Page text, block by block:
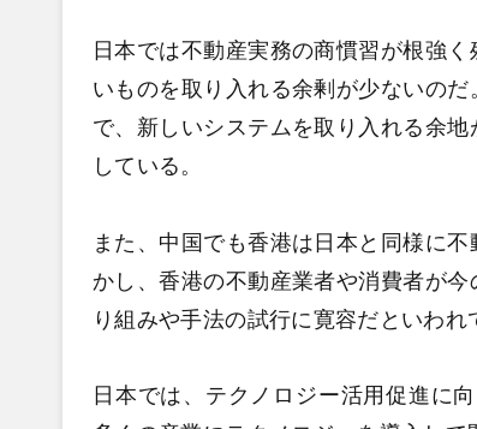
日本では不動産実務の商慣習が根強
いものを取り入れる余剰が少ないの
で、新しいシステムを取り入れる余
している。
また、中国でも香港は日本と同様に
かし、香港の不動産業者や消費者が
り組みや手法の試行に寛容だといわれ
日本では、テクノロジー活用促進に